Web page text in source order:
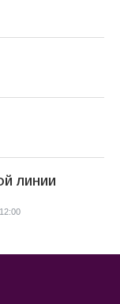
ЛИНИИ